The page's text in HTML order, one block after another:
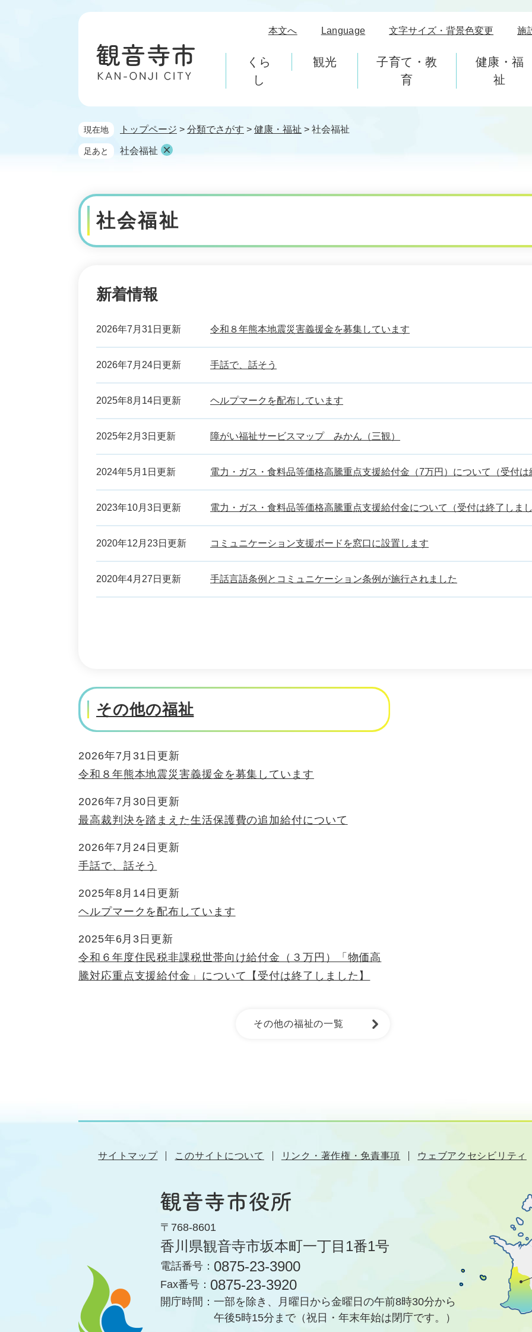
本文へ Language 文字サイズ・背景色変更 施
くら
し
観光
子育て・教
育
健康・福
祉
現在地 トップページ > 分類でさがす > 健康・福祉 > 社会福祉
足あと 社会福祉
本
文
社会福祉
新着情報
2026年7月31日更新 令和８年熊本地震災害義援金を募集しています
2026年7月24日更新 手話で、話そう
2025年8月14日更新 ヘルプマークを配布しています
2025年2月3日更新 障がい福祉サービスマップ みかん（三観）
2024年5月1日更新 電力・ガス・食料品等価格高騰重点支援給付金（7万円）について（受付は
2023年10月3日更新 電力・ガス・食料品等価格高騰重点支援給付金について（受付は終了しまし
2020年12月23日更新 コミュニケーション支援ボードを窓口に設置します
2020年4月27日更新 手話言語条例とコミュニケーション条例が施行されました
その他の福祉
2026年7月31日更新
令和８年熊本地震災害義援金を募集しています
2026年7月30日更新
最高裁判決を踏まえた生活保護費の追加給付について
2026年7月24日更新
手話で、話そう
2025年8月14日更新
ヘルプマークを配布しています
2025年6月3日更新
令和６年度住民税非課税世帯向け給付金（３万円）「物価高
騰対応重点支援給付金」について【受付は終了しました】
その他の福祉の一覧
サイトマップ このサイトについて リンク・著作権・免責事項 ウェブアクセシビリティ
〒768-8601
香川県観音寺市坂本町一丁目1番1号
電話番号： 0875-23-3900
Fax番号： 0875-23-3920
開庁時間： 一部を除き、月曜日から金曜日の午前8時30分から
午後5時15分まで（祝日・年末年始は閉庁です。）